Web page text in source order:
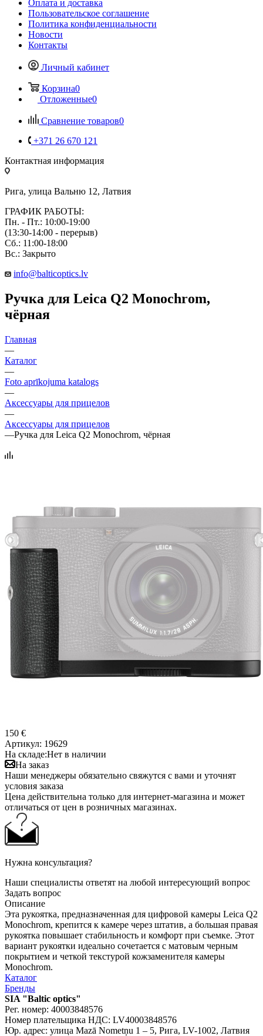
Оплата и доставка
Пользовательское соглашение
Политика конфиденциальности
Новости
Контакты
Личный кабинет
Корзина0
Отложенные0
Сравнение товаров0
+371 26 670 121
Контактная информация
Рига, улица Вальню 12, Латвия
ГРАФИК РАБОТЫ:
Пн. - Пт.: 10:00-19:00
(13:30-14:00 - перерыв)
Сб.: 11:00-18:00
Вс.: Закрыто
info@balticoptics.lv
Ручка для Leica Q2 Monochrom,
чёрная
Главная
—
Каталог
—
Foto aprīkojuma katalogs
—
Аксессуары для прицелов
—
Аксессуары для прицелов
—Ручка для Leica Q2 Monochrom, чёрная
150 €
Артикул: 19629
На складе:Нет в наличии
На заказ
Наши менеджеры обязательно свяжутся с вами и уточнят
условия заказа
Цена действительна только для интернет-магазина и может
отличаться от цен в розничных магазинах.
Нужна консультация?
Наши специалисты ответят на любой интересующий вопрос
Задать вопрос
Описание
Эта рукоятка, предназначенная для цифровой камеры Leica Q2
Monochrom, крепится к камере через штатив, а большая правая
рукоятка повышает стабильность и комфорт при съемке. Этот
вариант рукоятки идеально сочетается с матовым черным
покрытием и четкой текстурой кожзаменителя камеры
Monochrom.
Каталог
Бренды
SIA "Baltic optics"
Рег. номер: 40003848576
Номер плательщика НДС: LV40003848576
Юр. адрес: улица Mazā Nometņu 1 – 5, Рига, LV-1002, Латвия